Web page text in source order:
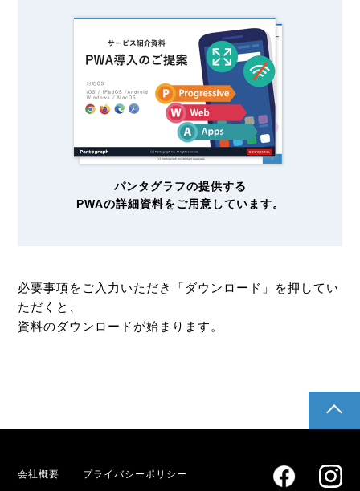
パンタグラフの提供する
PWAの詳細資料をご用意しています。
必要事項をご入力いただき「ダウンロード」を押してい
ただくと、
資料のダウンロードが始まります。
会社概要 プライバシーポリシー